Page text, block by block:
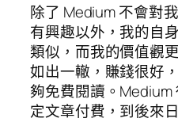
除了 Medium 不會對
有興趣以外，我的自
類似，而我的價值觀
如出一轍，賺錢很好
夠免費閱讀。
定文章付費，到後來